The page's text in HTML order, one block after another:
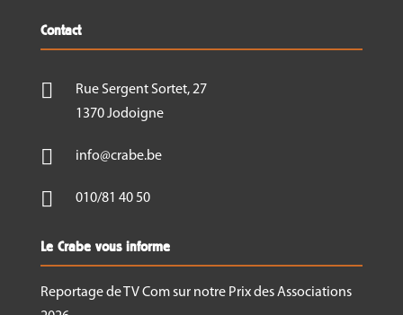
Microbiologie et conservation des aliments;
Techniques de transformation et de
Bonnes pratiques de fabrication.
Acquis en fin de formation
Contact

Rue Sergent Sortet, 27
1370 Jodoigne
 info@crabe.be
 010/81 40 50
Le Crabe vous informe
Reportage de TV Com sur notre Prix des Associations